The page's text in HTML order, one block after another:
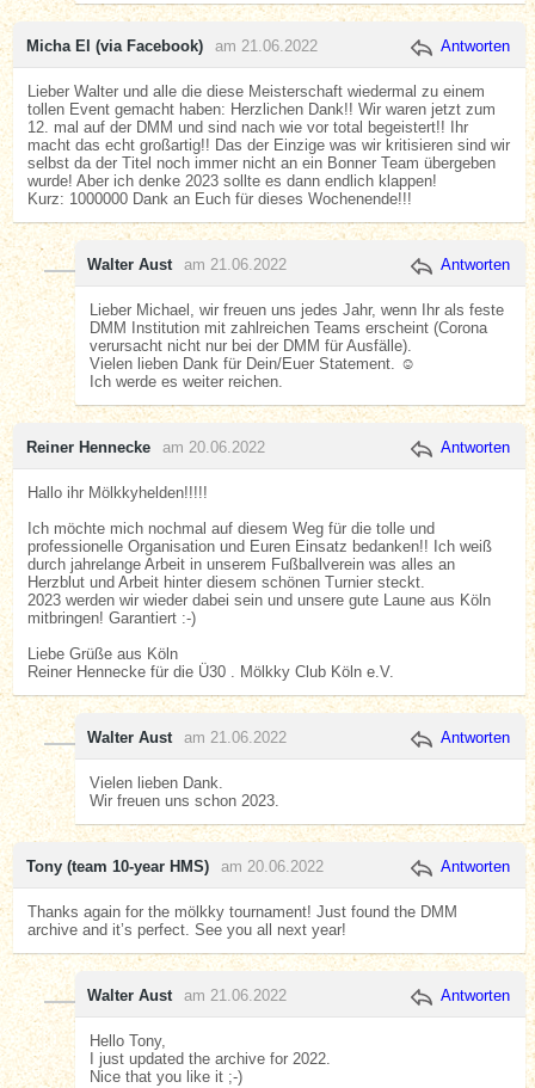
Micha El (via Facebook) am 21.06.2022 Antworten
Lieber Walter und alle die diese Meisterschaft wiedermal zu einem
tollen Event gemacht haben: Herzlichen Dank!! Wir waren jetzt zum
12. mal auf der DMM und sind nach wie vor total begeistert!! Ihr
macht das echt großartig!! Das der Einzige was wir kritisieren sind wir
selbst da der Titel noch immer nicht an ein Bonner Team übergeben
wurde! Aber ich denke 2023 sollte es dann endlich klappen!
Kurz: 1000000 Dank an Euch für dieses Wochenende!!!
Walter Aust am 21.06.2022 Antworten
Lieber Michael, wir freuen uns jedes Jahr, wenn Ihr als feste
DMM Institution mit zahlreichen Teams erscheint (Corona
verursacht nicht nur bei der DMM für Ausfälle).
Vielen lieben Dank für Dein/Euer Statement. ☺️
Ich werde es weiter reichen.
Reiner Hennecke am 20.06.2022 Antworten
Hallo ihr Mölkkyhelden!!!!!
Ich möchte mich nochmal auf diesem Weg für die tolle und
professionelle Organisation und Euren Einsatz bedanken!! Ich weiß
durch jahrelange Arbeit in unserem Fußballverein was alles an
Herzblut und Arbeit hinter diesem schönen Turnier steckt.
2023 werden wir wieder dabei sein und unsere gute Laune aus Köln
mitbringen! Garantiert :-)
Liebe Grüße aus Köln
Reiner Hennecke für die Ü30 . Mölkky Club Köln e.V.
Walter Aust am 21.06.2022 Antworten
Vielen lieben Dank.
Wir freuen uns schon 2023.
Tony (team 10-year HMS) am 20.06.2022 Antworten
Thanks again for the mölkky tournament! Just found the DMM
archive and it’s perfect. See you all next year!
Walter Aust am 21.06.2022 Antworten
Hello Tony,
I just updated the archive for 2022.
Nice that you like it ;-)